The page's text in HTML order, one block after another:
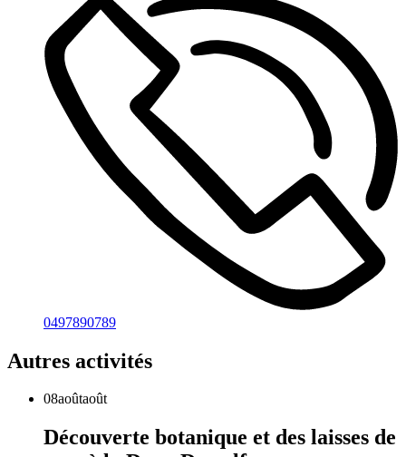
0497890789
Autres activités
08aoûtaoût
Découverte botanique et des laisses de